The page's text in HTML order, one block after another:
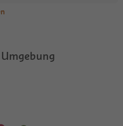
Apartments Etruska
Etruska?
Etruska einen